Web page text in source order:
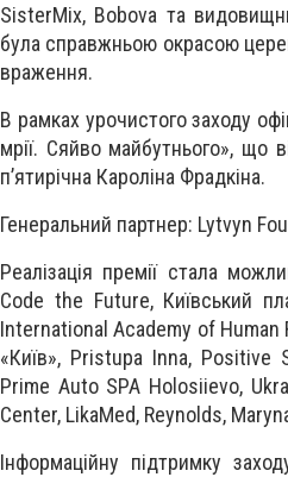
SisterMix, Bobova та
була справжньою окрасою
враження.
В рамках урочистого заходу
мрії. Сяйво майбутнього», що
пʼятирічна Кароліна Фрадкіна.
Генеральний партнер: Lytvyn
Реалізація премії стала
Code the Future, Київський
International Academy of
«Київ», Pristupa Inna, Positive
Prime Auto SPA Holosiievo,
Center, LikaMed, Reynolds,
Інформаційну підтримку